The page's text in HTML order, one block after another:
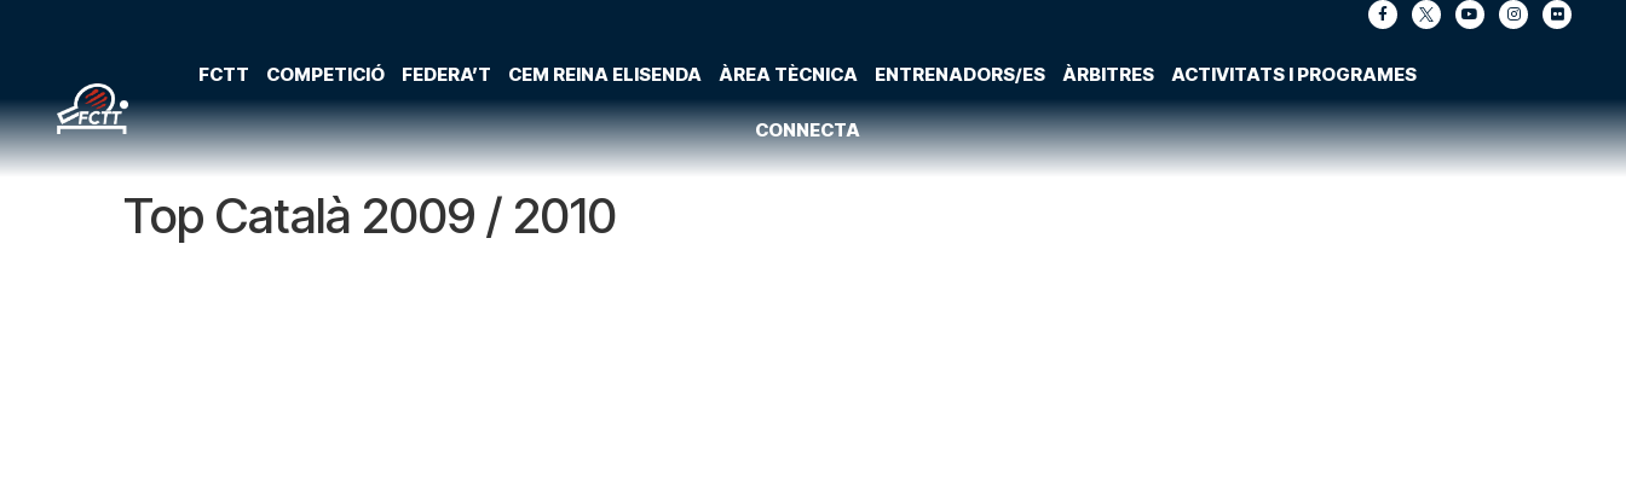
FCTT COMPETICIÓ FEDERA’T CEM REINA ELISENDA ÀREA TÈCNICA ENTRENADORS/ES ÀRBITRES ACTIVITATS I PROGRAMES
CONNECTA
Top Català 2009 / 2010